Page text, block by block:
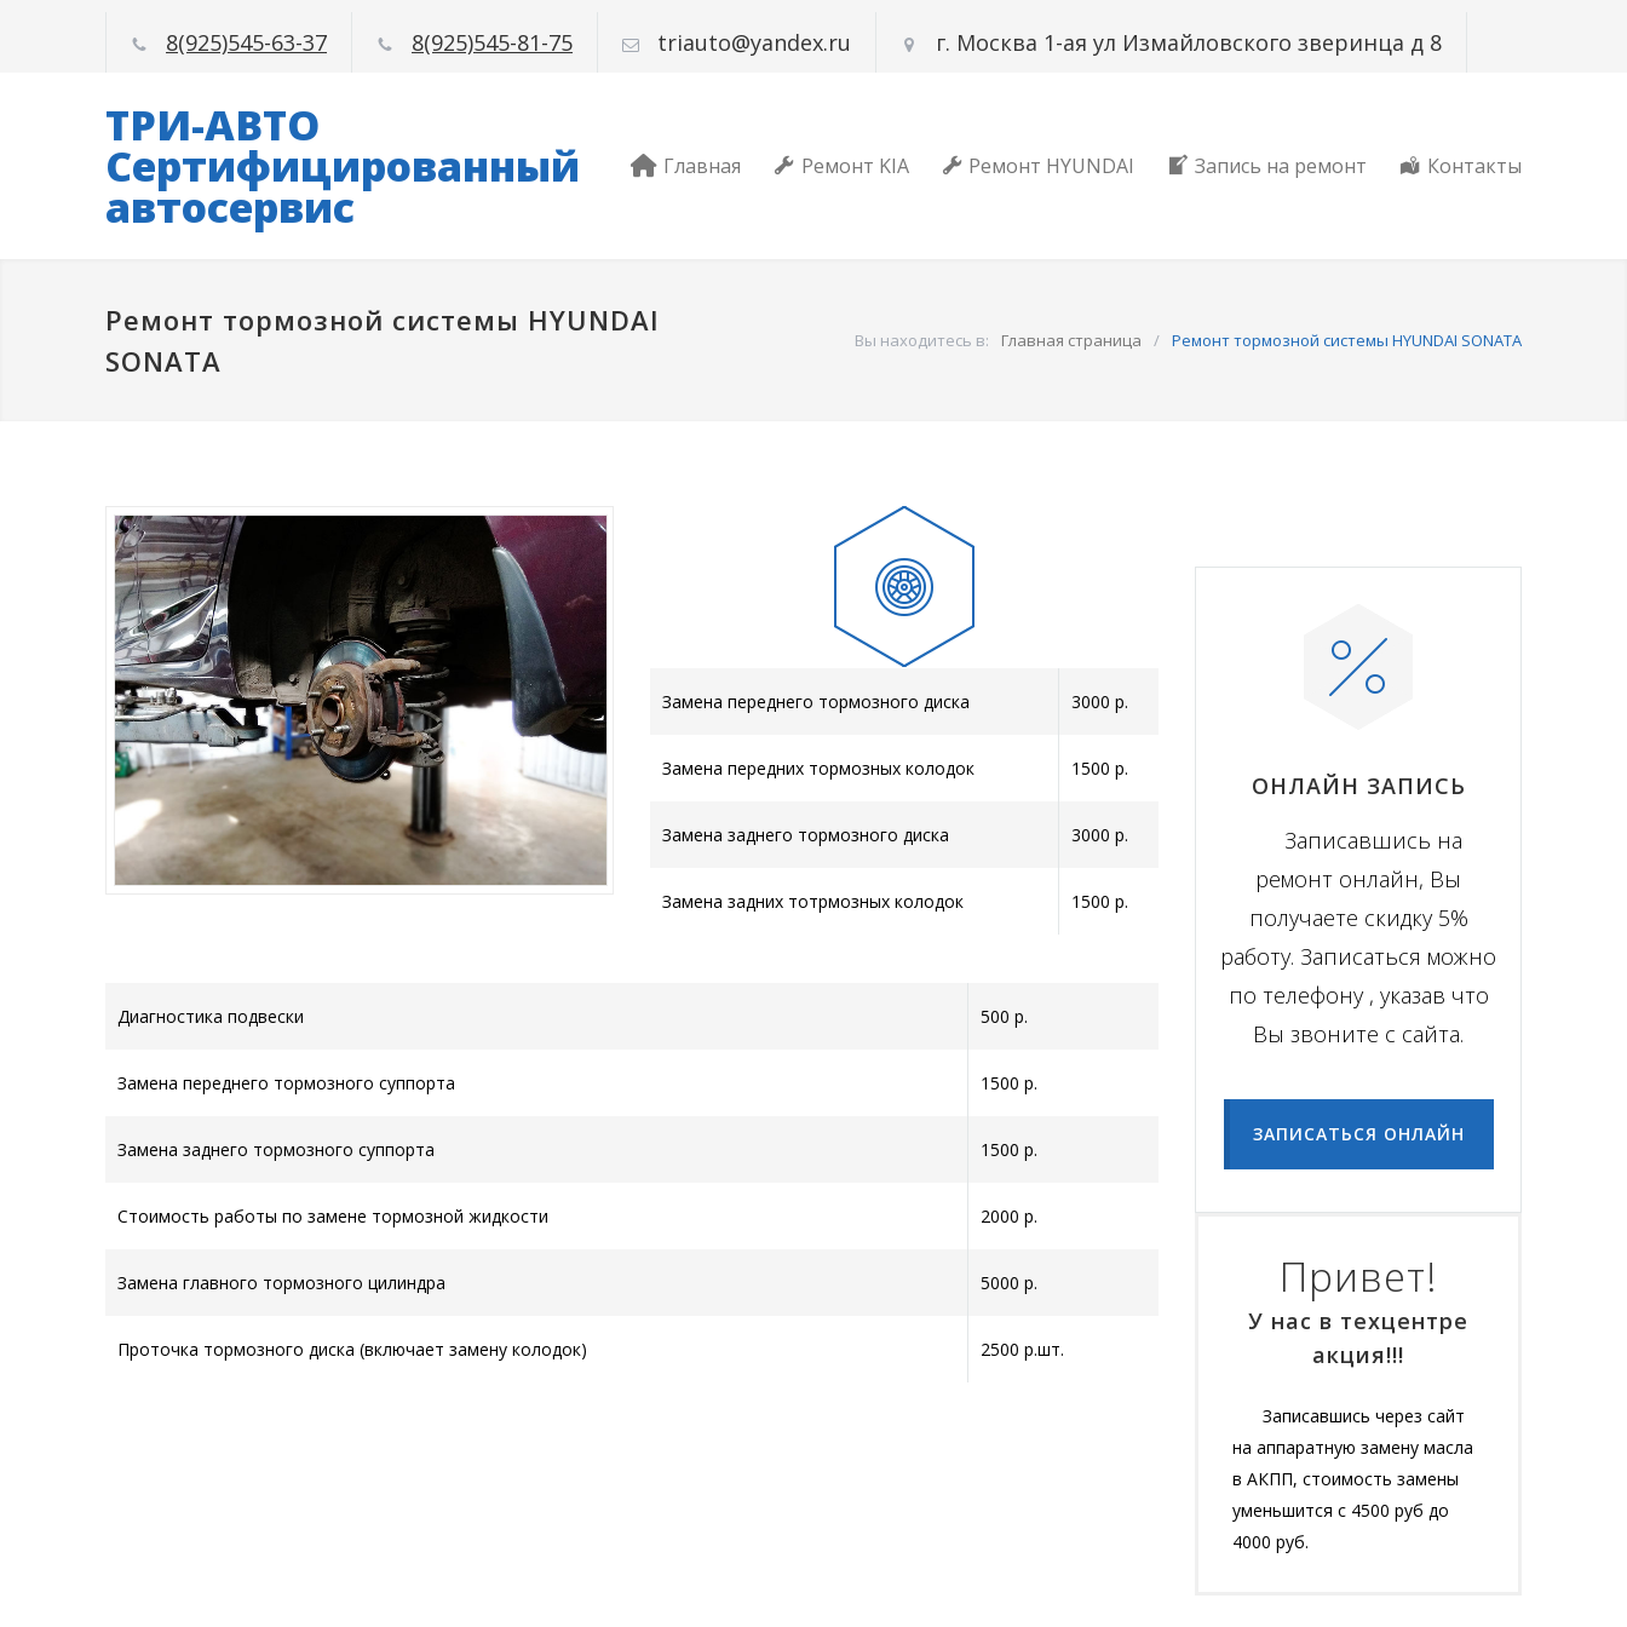
8(925)545-63-37 8(925)545-81-75 triauto@yandex.ru г. Москва 1-ая ул Измайловского зверинца д 8
ТРИ-АВТО
Сертифицированный
автосервис
Главная Ремонт KIA Ремонт HYUNDAI Запись на ремонт Контакты
Ремонт тормозной системы HYUNDAI
SONATA
Вы находитесь в: Главная страница / Ремонт тормозной системы HYUNDAI SONATA
Замена переднего тормозного диска 3000 р.
Замена передних тормозных колодок 1500 р.
Замена заднего тормозного диска 3000 р.
Замена задних тотрмозных колодок 1500 р.
Диагностика подвески 500 р.
Замена переднего тормозного суппорта 1500 р.
Замена заднего тормозного суппорта 1500 р.
Стоимость работы по замене тормозной жидкости 2000 р.
Замена главного тормозного цилиндра 5000 р.
Проточка тормозного диска (включает замену колодок) 2500 р.шт.
ОНЛАЙН ЗАПИСЬ
Записавшись на
ремонт онлайн, Вы
получаете скидку 5%
работу. Записаться можно
по телефону , указав что
Вы звоните с сайта.
ЗАПИСАТЬСЯ ОНЛАЙН
Привет!
У нас в техцентре
акция!!!
Записавшись через сайт
на аппаратную замену масла
в АКПП, стоимость замены
уменьшится с 4500 руб до
4000 руб.